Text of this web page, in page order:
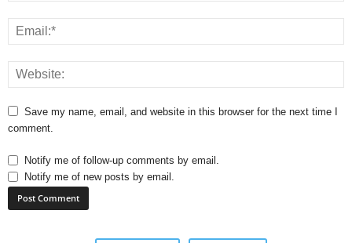
Save my name, email, and website in this browser for the next time I
comment.
Notify me of follow-up comments by email.
Notify me of new posts by email.